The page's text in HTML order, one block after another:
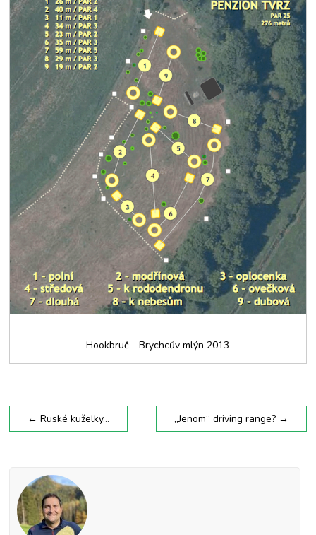
Hookbruč – Brychcův mlýn 2013
← Ruské kuželky… „Jenom“ driving range? →